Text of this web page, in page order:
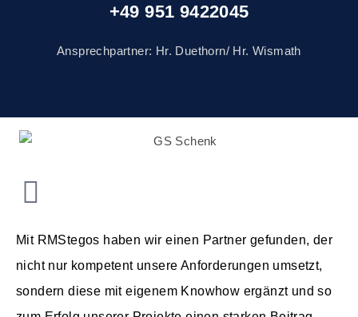
+49 951 9422045
Ansprechpartner: Hr. Duethorn/ Hr. Wismath
Mit RMStegos haben wir einen Partner gefunden, der
nicht nur kompetent unsere Anforderungen umsetzt,
sondern diese mit eigenem Knowhow ergänzt und so